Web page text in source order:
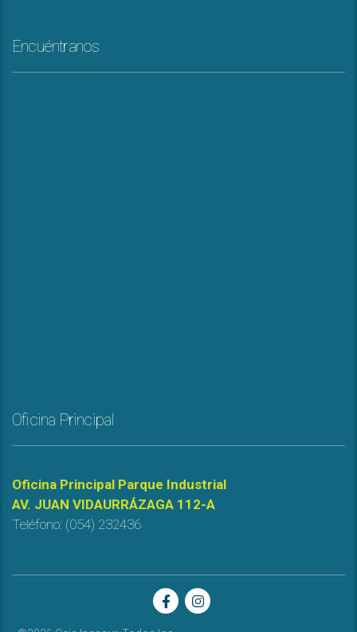
Encuéntranos
Oficina Principal
Oficina Principal Parque Industrial
AV. JUAN VIDAURRÁZAGA 112-A
Teléfono: (054) 232436